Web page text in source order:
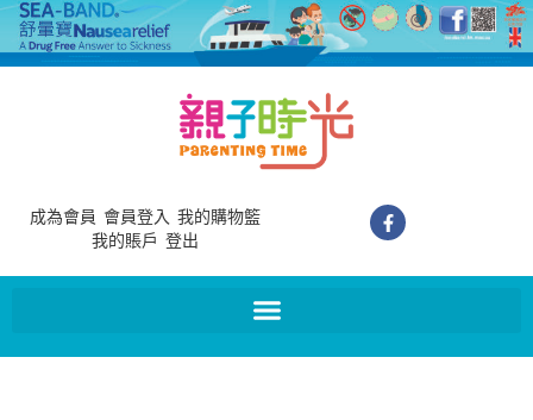
成為會員 會員登入 我的購物籃
我的賬戶 登出